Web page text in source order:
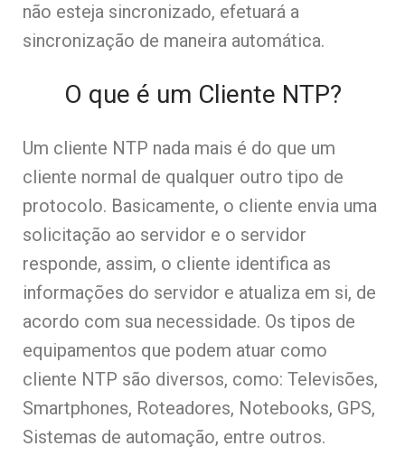
não esteja sincronizado, efetuará a
sincronização de maneira automática.
O que é um Cliente NTP?
Um cliente NTP nada mais é do que um
cliente normal de qualquer outro tipo de
protocolo. Basicamente, o cliente envia uma
solicitação ao servidor e o servidor
responde, assim, o cliente identifica as
informações do servidor e atualiza em si, de
acordo com sua necessidade. Os tipos de
equipamentos que podem atuar como
cliente NTP são diversos, como: Televisões,
Smartphones, Roteadores, Notebooks, GPS,
Sistemas de automação, entre outros.